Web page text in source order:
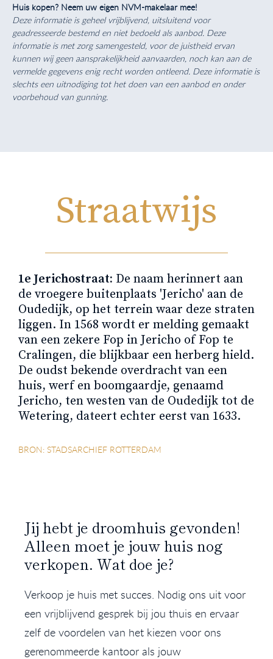
Huis kopen? Neem uw eigen NVM-makelaar mee!
Deze informatie is geheel vrijblijvend, uitsluitend voor
geadresseerde bestemd en niet bedoeld als aanbod. Deze
informatie is met zorg samengesteld, voor de juistheid ervan
kunnen wij geen aansprakelijkheid aanvaarden, noch kan aan de
vermelde gegevens enig recht worden ontleend. Deze informatie is
slechts een uitnodiging tot het doen van een aanbod en onder
voorbehoud van gunning.
Straatwijs
1e Jerichostraat: De naam herinnert aan
de vroegere buitenplaats 'Jericho' aan de
Oudedijk, op het terrein waar deze straten
liggen. In 1568 wordt er melding gemaakt
van een zekere Fop in Jericho of Fop te
Cralingen, die blijkbaar een herberg hield.
De oudst bekende overdracht van een
huis, werf en boomgaardje, genaamd
Jericho, ten westen van de Oudedijk tot de
Wetering, dateert echter eerst van 1633.
BRON: STADSARCHIEF ROTTERDAM
Jij hebt je droomhuis gevonden!
Alleen moet je jouw huis nog
verkopen. Wat doe je?
Verkoop je huis met succes. Nodig ons uit voor
een vrijblijvend gesprek bij jou thuis en ervaar
zelf de voordelen van het kiezen voor ons
gerenommeerde kantoor als jouw